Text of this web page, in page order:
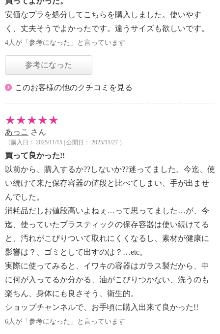
安価なプラを処分してこちらを購入しました。使いやす
く、丈夫そうでよかったです。違うサイズも欲しいです。
4人が「参考になった」と言っています
参考になった
このお客様の他のクチコミを見る
あっこ さん
（購入日： 2025/11/15 | 公開日： 2025/11/27 ）
買って良かった!!
以前から、購入するか??しないか??迷ってました。今迄、使
い続けて来た保存容器の値段と比べてしまい、手が出ませ
んでした。
消耗品だしお値段高いよねぇ…って思ってました…が、今
迄、使っていたプラスティックの保存容器は使い続けてる
と、汚れがこびりついて取れにくくなるし、素材が健康に
影響は？、ゴミとして出すのは？…etc。
実際に使ってみると、イワキの容器はガラス製だから、中
に何が入ってるか分かる、油がこびりつかない、洗うのも
楽ちん、身体にも良さそう、衛生的。
ショップチャンネルで、お手頃に購入出来て良かった!!
6人が「参考になった」と言っています